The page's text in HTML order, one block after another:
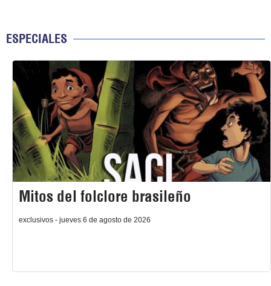
ESPECIALES
Mitos del folclore brasileño
exclusivos - jueves 6 de agosto de 2026